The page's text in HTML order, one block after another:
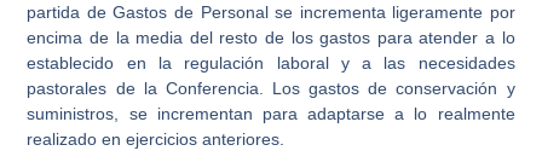
partida de Gastos de Personal se incrementa ligeramente por
encima de la media del resto de los gastos para atender a lo
establecido en la regulación laboral y a las necesidades
pastorales de la Conferencia. Los gastos de conservación y
suministros, se incrementan para adaptarse a lo realmente
realizado en ejercicios anteriores.